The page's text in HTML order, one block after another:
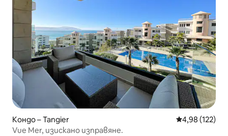
Кондо – Tangier Средна
4,98 (122)
Vue Mer, изискано изправяне.